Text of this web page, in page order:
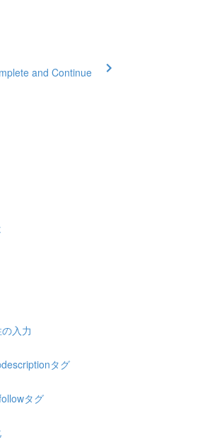
and Continue
入力
タグ
タグ